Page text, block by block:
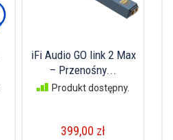
iFi Audio GO link 2 Max
– Przenośny...
Produkt dostępny.
399,00 zł